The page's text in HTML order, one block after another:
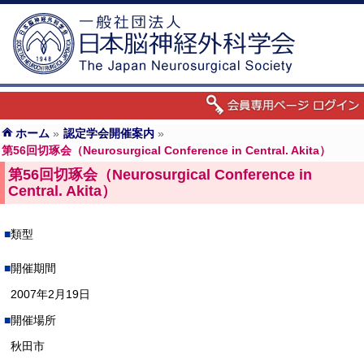
ホーム » 認定学会開催案内 »
第56回切琢会（Neurosurgical Conference in Central. Akita）
第56回切琢会（Neurosurgical Conference in
Central. Akita）
類型
開催期間
2007年2月19日
開催場所
秋田市